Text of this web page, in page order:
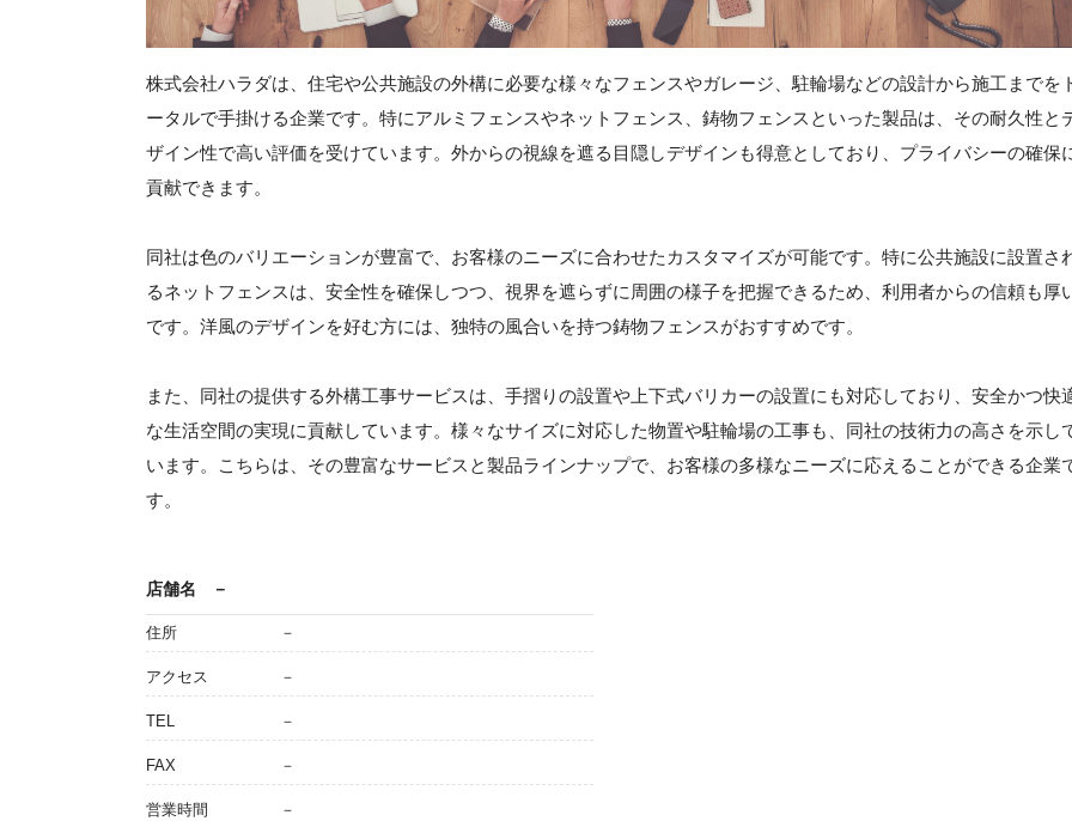
株式会社ハラダは、住宅や公共施設の外構に必要な様々なフェンスやガレージ、駐輪場などの設計から施工までを
ータルで手掛ける企業です。特にアルミフェンスやネットフェンス、鋳物フェンスといった製品は、その耐久性と
ザイン性で高い評価を受けています。外からの視線を遮る目隠しデザインも得意としており、プライバシーの確保
貢献できます。
同社は色のバリエーションが豊富で、お客様のニーズに合わせたカスタマイズが可能です。特に公共施設に設置さ
るネットフェンスは、安全性を確保しつつ、視界を遮らずに周囲の様子を把握できるため、利用者からの信頼も厚
です。洋風のデザインを好む方には、独特の風合いを持つ鋳物フェンスがおすすめです。
また、同社の提供する外構工事サービスは、手摺りの設置や上下式バリカーの設置にも対応しており、安全かつ快
な生活空間の実現に貢献しています。様々なサイズに対応した物置や駐輪場の工事も、同社の技術力の高さを示し
います。こちらは、その豊富なサービスと製品ラインナップで、お客様の多様なニーズに応えることができる企業
す。
店舗名 －
住所 －
アクセス －
TEL －
FAX －
営業時間 －